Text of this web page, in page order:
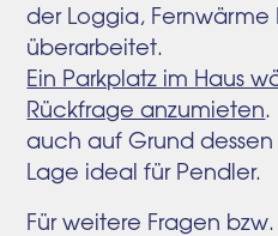
der Loggia, Fernwärme
überarbeitet.
Ein Parkplatz im Haus
Rückfrage anzumieten.
auch auf Grund
Lage ideal für Pendler.
Für weitere Fragen